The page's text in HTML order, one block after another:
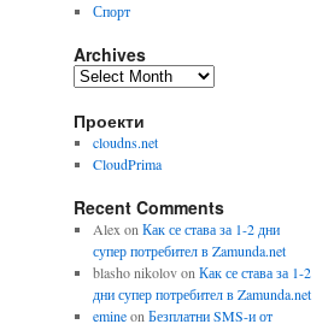
Спорт
Archives
Archives
Проекти
cloudns.net
CloudPrima
Recent Comments
Alex on Как се става за 1-2 дни
супер потребител в Zamunda.net
blasho nikolovon Как се става за 1-2
дни супер потребител в Zamunda.net
emineon Безплатни SMS-и от